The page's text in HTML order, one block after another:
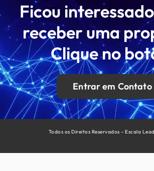
Ficou
receber uma
Clique no
Entrar em Contato
Todos os Direitos Reservados – Escala